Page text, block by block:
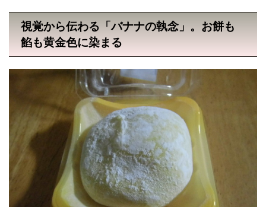
視覚から伝わる「バナナの執念」。お餅も
餡も黄金色に染まる